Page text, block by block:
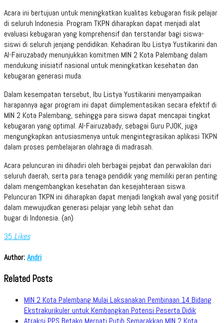
Acara ini bertujuan untuk meningkatkan kualitas kebugaran fisik pelajar
di seluruh Indonesia. Program TKPN diharapkan dapat menjadi alat
evaluasi kebugaran yang komprehensif dan terstandar bagi siswa-
siswi di seluruh jenjang pendidikan. Kehadiran Ibu Listya Yustikarini dan
Al-Fairuzabady menunjukkan komitmen MIN 2 Kota Palembang dalam
mendukung inisiatif nasional untuk meningkatkan kesehatan dan
kebugaran generasi muda.
Dalam kesempatan tersebut, Ibu Listya Yustikarini menyampaikan
harapannya agar program ini dapat diimplementasikan secara efektif di
MIN 2 Kota Palembang, sehingga para siswa dapat mencapai tingkat
kebugaran yang optimal. Al-Fairuzabady, sebagai Guru PJOK, juga
mengungkapkan antusiasmenya untuk mengintegrasikan aplikasi TKPN
dalam proses pembelajaran olahraga di madrasah.
Acara peluncuran ini dihadiri oleh berbagai pejabat dan perwakilan dari
seluruh daerah, serta para tenaga pendidik yang memiliki peran penting
dalam mengembangkan kesehatan dan kesejahteraan siswa.
Peluncuran TKPN ini diharapkan dapat menjadi langkah awal yang positif
dalam mewujudkan generasi pelajar yang lebih sehat dan
bugar di Indonesia. (an)
35 Likes
Author:Andri
Related Posts
MIN 2 Kota Palembang Mulai Laksanakan Pembinaan 14 Bidang
Ekstrakurikuler untuk Kembangkan Potensi Peserta Didik
Atraksi PPS Betako Merpati Putih Semarakkan MIN 2 Kota